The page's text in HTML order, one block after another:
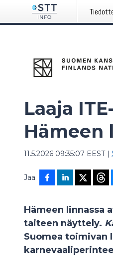
Laaja
Hämeen
11.5.2026 09:35:07 EEST|
Jaa
Hämeen linnassa
taiteen näyttely.
Suomea toimivan